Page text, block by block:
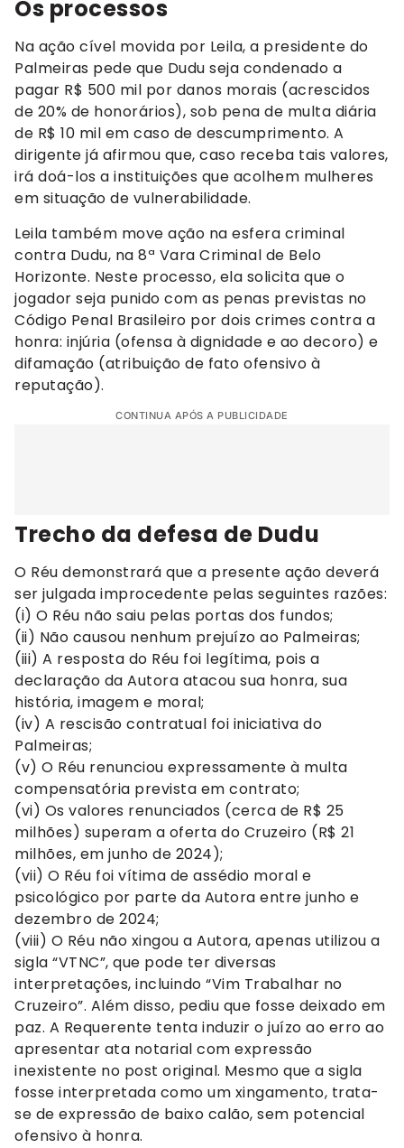
Os processos
Na ação cível movida por Leila, a presidente do
Palmeiras pede que Dudu seja condenado a
pagar R$ 500 mil por danos morais (acrescidos
de 20% de honorários), sob pena de multa diária
de R$ 10 mil em caso de descumprimento. A
dirigente já afirmou que, caso receba tais valores,
irá doá-los a instituições que acolhem mulheres
em situação de vulnerabilidade.
Leila também move ação na esfera criminal
contra Dudu, na 8ª Vara Criminal de Belo
Horizonte. Neste processo, ela solicita que o
jogador seja punido com as penas previstas no
Código Penal Brasileiro por dois crimes contra a
honra: injúria (ofensa à dignidade e ao decoro) e
difamação (atribuição de fato ofensivo à
reputação).
CONTINUA APÓS A PUBLICIDADE
Trecho da defesa de Dudu
O Réu demonstrará que a presente ação deverá
ser julgada improcedente pelas seguintes razões:
(i) O Réu não saiu pelas portas dos fundos;
(ii) Não causou nenhum prejuízo ao Palmeiras;
(iii) A resposta do Réu foi legítima, pois a
declaração da Autora atacou sua honra, sua
história, imagem e moral;
(iv) A rescisão contratual foi iniciativa do
Palmeiras;
(v) O Réu renunciou expressamente à multa
compensatória prevista em contrato;
(vi) Os valores renunciados (cerca de R$ 25
milhões) superam a oferta do Cruzeiro (R$ 21
milhões, em junho de 2024);
(vii) O Réu foi vítima de assédio moral e
psicológico por parte da Autora entre junho e
dezembro de 2024;
(viii) O Réu não xingou a Autora, apenas utilizou a
sigla “VTNC”, que pode ter diversas
interpretações, incluindo “Vim Trabalhar no
Cruzeiro”. Além disso, pediu que fosse deixado em
paz. A Requerente tenta induzir o juízo ao erro ao
apresentar ata notarial com expressão
inexistente no post original. Mesmo que a sigla
fosse interpretada como um xingamento, trata-
se de expressão de baixo calão, sem potencial
ofensivo à honra.